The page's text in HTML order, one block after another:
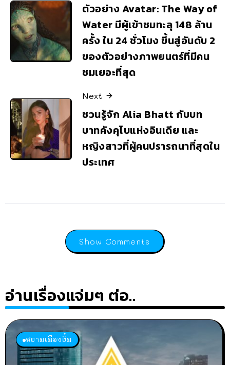
ตัวอย่าง Avatar: The Way of
Water มีผู้เข้าชมทะลุ 148 ล้าน
ครั้ง ใน 24 ชั่วโมง ขึ้นสู่อันดับ 2
ของตัวอย่างภาพยนตร์ที่มีคน
ชมเยอะที่สุด
Next
ชวนรู้จัก Alia Bhatt กับบท
บาทคังคุไบแห่งอินเดีย และ
หญิงสาวที่ผู้คนปรารถนาที่สุดใน
ประเทศ
Show Comments
อ่านเรื่องแจ่มๆ ต่อ..
สยามเมืองยิ้ม